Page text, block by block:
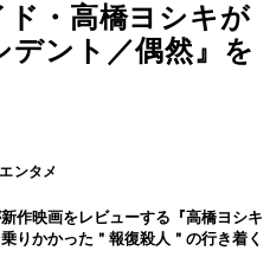
ド・高橋ヨシキが
デント／偶然』を
エンタメ
作映画をレビューする『高橋ヨシキ
りかかった＂報復殺人＂の行き着く